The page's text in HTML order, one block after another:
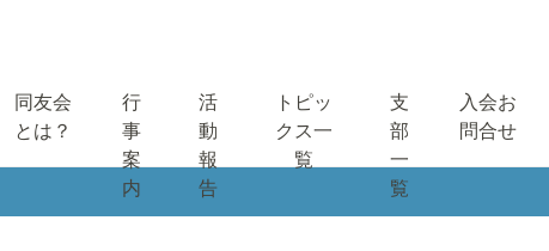
同友会
とは？
行
事
案
内
活
動
報
告
トピッ
クス一
覧
支
部
一
覧
入会お
問合せ